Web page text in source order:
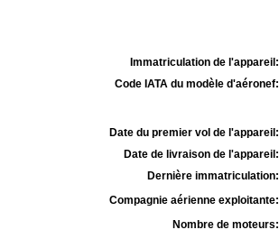
Immatriculation de l'appareil:
Code IATA du modèle d'aéronef:
Date du premier vol de l'appareil:
Date de livraison de l'appareil:
Dernière immatriculation:
Compagnie aérienne exploitante:
Nombre de moteurs: